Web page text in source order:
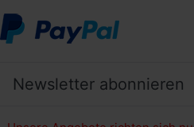
Newsletter abonnieren